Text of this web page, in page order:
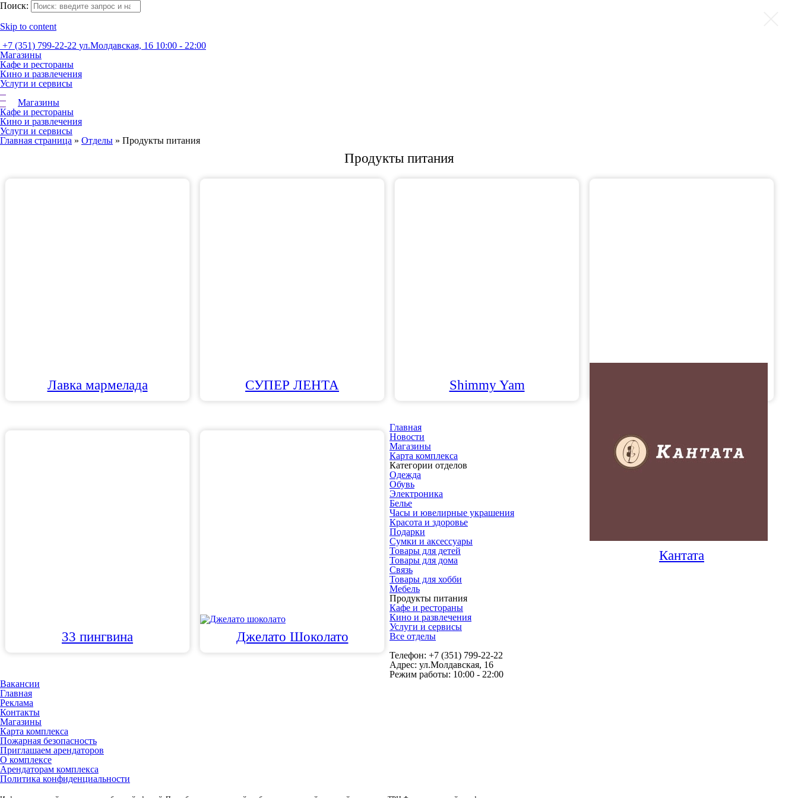
Поиск:
Skip to content
+7 (351) 799-22-22 ул.Молдавская, 16 10:00 - 22:00
Магазины
Кафе и рестораны
Кино и развлечения
Услуги и сервисы
Магазины
Кафе и рестораны
Кино и развлечения
Услуги и сервисы
Главная страница » Отделы » Продукты питания
Продукты питания
Лавка мармелада СУПЕР ЛЕНТА Shimmy Yam
Кантата
33 пингвина Джелато Шоколато
Главная
Новости
Магазины
Карта комплекса
Категории отделов
Одежда
Обувь
Электроника
Белье
Часы и ювелирные украшения
Красота и здоровье
Подарки
Сумки и аксессуары
Товары для детей
Товары для дома
Связь
Товары для хобби
Мебель
Продукты питания
Кафе и рестораны
Кино и развлечения
Услуги и сервисы
Все отделы
Телефон: +7 (351) 799-22-22
Адрес: ул.Молдавская, 16
Режим работы: 10:00 - 22:00
Вакансии
Главная
Реклама
Контакты
Магазины
Карта комплекса
Пожарная безопасность
Приглашаем арендаторов
О комплексе
Арендаторам комплекса
Политика конфиденциальности